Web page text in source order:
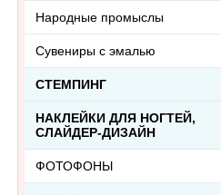
Народные промыслы
Сувениры с эмалью
СТЕМПИНГ
НАКЛЕЙКИ ДЛЯ НОГТЕЙ,
СЛАЙДЕР-ДИЗАЙН
ФОТОФОНЫ